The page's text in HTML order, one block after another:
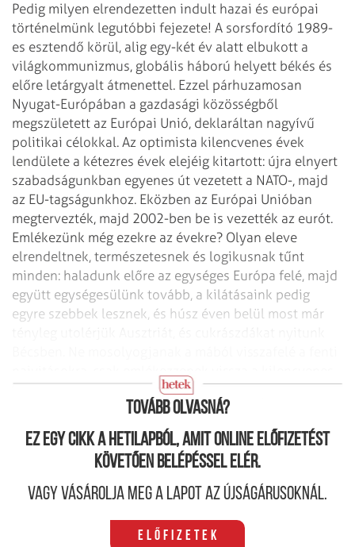
Pedig milyen elrendezetten indult hazai és európai
történelmünk legutóbbi fejezete! A sorsfordító 1989-
es esztendő körül, alig egy-két év alatt elbukott a
világkommunizmus, globális háború helyett békés és
előre letárgyalt átmenettel. Ezzel párhuzamosan
Nyugat-Európában a gazdasági közösségből
megszületett az Európai Unió, deklaráltan nagyívű
politikai célokkal. Az optimista kilencvenes évek
lendülete a kétezres évek elejéig kitartott: újra elnyert
szabadságunkban egyenes út vezetett a NATO-, majd
az EU-tagságunkhoz. Eközben az Európai Unióban
megtervezték, majd 2002-ben be is vezették az eurót.
Emlékezünk még ezekre az évekre? Olyan eleve
elrendeltnek, természetesnek és logikusnak tűnt
minden: haladunk előre az egységes Európa felé, majd
együtt egységesülünk tovább, a kilátásaink pedig
egyre szebbek lesznek, és húsz éven belül most már
évekbeli és ezredforduló utáni közmegegyezéseinkre!
Tovább olvasná?
Ez egy cikk a hetilapból, amit online előfizetést
követően belépéssel elér.
Vagy vásárolja meg a lapot az újságárusoknál.
Előfizetek